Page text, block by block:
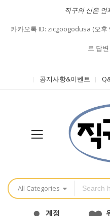
직구의 신은 언
카카오톡 ID: zicgoogodusa (오후
로 답
공지사항&이벤트
All Categories
계정